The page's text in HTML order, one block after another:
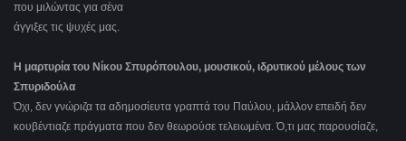
που μιλώντας για σένα
άγγιξες τις ψυχές μας.
Η μαρτυρία του Νίκου Σπυρόπουλου, μουσικού, ιδρυτικού μέλους των
Σπυριδούλα
Όχι, δεν γνώριζα τα αδημοσίευτα γραπτά του Παύλου, μάλλον επειδή δεν
κουβέντιαζε πράγματα που δεν θεωρούσε τελειωμένα. Ό,τι μας παρουσίαζε,